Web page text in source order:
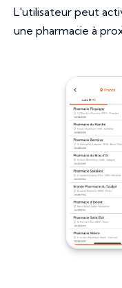
L'utilisateur peut
une pharmacie à